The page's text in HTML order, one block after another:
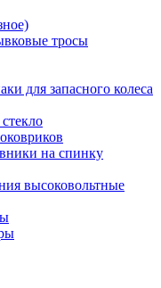
тросы
для запасного колеса
на спинку
высоковольтные